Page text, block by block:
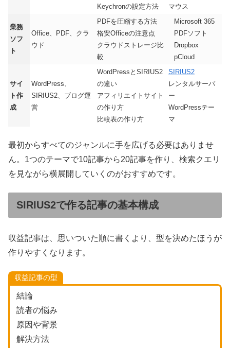
Keychronの設定方法
マウス
業務
ソフ
ト
Office、PDF、クラ
ウド
PDFを圧縮する方法
格安Officeの注意点
クラウドストレージ比
較
Microsoft 365
PDFソフト
Dropbox
pCloud
サイ
ト作
成
WordPress、
SIRIUS2、ブログ運
営
WordPressとSIRIUS2
の違い
アフィリエイトサイト
の作り方
比較表の作り方
SIRIUS2
レンタルサーバ
ー
WordPressテー
マ
最初からすべてのジャンルに手を広げる必要はありませ
ん。1つのテーマで10記事から20記事を作り、検索クエリ
を見ながら横展開していくのがおすすめです。
SIRIUS2で作る記事の基本構成
収益記事は、思いついた順に書くより、型を決めたほうが
作りやすくなります。
収益記事の型
結論
読者の悩み
原因や背景
解決方法